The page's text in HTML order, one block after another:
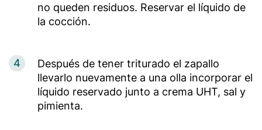
no queden residuos. Reservar el líquido de
la cocción.
4
Después de tener triturado el zapallo
llevarlo nuevamente a una olla incorporar el
líquido reservado junto a crema UHT, sal y
pimienta.